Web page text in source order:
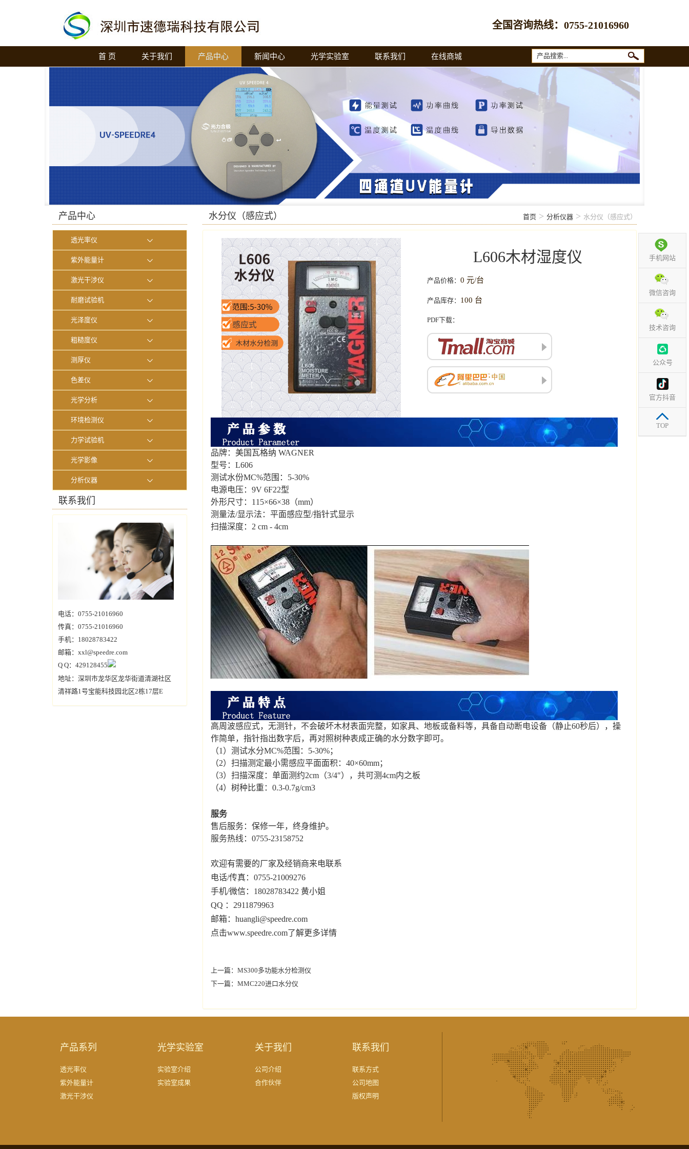
全国咨询热线： 0755-21016960
首 页 关于我们 产品中心 新闻中心 光学实验室 联系我们 在线商城
产品中心
透光率仪
紫外能量计
激光干涉仪
耐磨试验机
光泽度仪
粗糙度仪
测厚仪
色差仪
光学分析
环境检测仪
力学试验机
光学影像
分析仪器
联系我们
电话：0755-21016960
传真：0755-21016960
手机：18028783422
邮箱：xxl@speedre.com
Q Q：429128455
地址：深圳市龙华区龙华街道清湖社区
清祥路1号宝能科技园北区2栋17层E
水分仪（感应式） 首页 > 分析仪器 > 水分仪（感应式）
L606木材湿度仪
产品价格：0 元/台
产品库存： 100 台
PDF下载：
品牌：美国瓦格纳 WAGNER
型号：L606
测试水份MC%范围：5-30%
电源电压：9V 6F22型
外形尺寸：115×66×38（mm）
测量法/显示法：平面感应型/指针式显示
扫描深度：2 cm - 4cm
高周波感应式，无测针，不会破坏木材表面完整，如家具、地板或备料等，具备自动断电设备（静止60秒后），操
作简单，指针指出数字后，再对照树种表成正确的水分数字即可。
（1）测试水分MC%范围：5-30%；
（2）扫描测定最小需感应平面面积：40×60mm；
（3）扫描深度：单面测约2cm（3/4″），共可测4cm内之板
（4）树种比重：0.3-0.7g/cm3
服务
售后服务：保修一年，终身维护。
服务热线：0755-23158752
欢迎有需要的厂家及经销商来电联系
电话/传真：0755-21009276
手机/微信：18028783422 黄小姐
QQ ：2911879963
邮箱：huangli@speedre.com
点击www.speedre.com了解更多详情
上一篇： MS300多功能水分检测仪
下一篇： MMC220进口水分仪
产品系列
透光率仪
紫外能量计
激光干涉仪
光学实验室
实验室介绍
实验室成果
关于我们
公司介绍
合作伙伴
联系我们
联系方式
公司地图
版权声明
手机网站
微信咨询
技术咨询
公众号
官方抖音
TOP